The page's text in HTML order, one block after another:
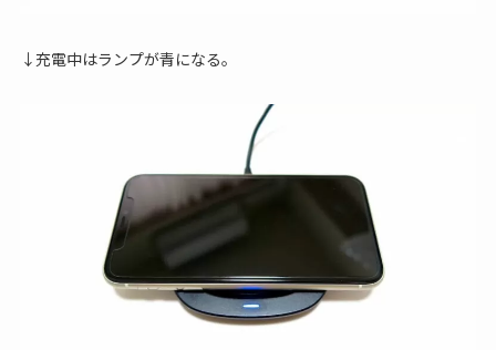
↓充電中はランプが青になる。